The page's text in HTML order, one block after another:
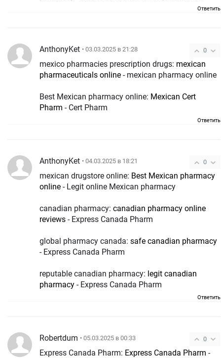
Ответить
0
AnthonyKet • 03.03.2025 в 21:28
mexico pharmacies prescription drugs: mexican
pharmaceuticals online - mexican pharmacy online
Best Mexican pharmacy online: Mexican Cert
Pharm - Cert Pharm
Ответить
0
AnthonyKet • 04.03.2025 в 18:21
mexican drugstore online: Best Mexican pharmacy
online - Legit online Mexican pharmacy
canadian pharmacy: canadian pharmacy online
reviews - Express Canada Pharm
global pharmacy canada: safe canadian pharmacy
- Express Canada Pharm
reputable canadian pharmacy: legit canadian
pharmacy - Express Canada Pharm
Ответить
0
Robertdum • 05.03.2025 в 00:33
Express Canada Pharm: Express Canada Pharm -